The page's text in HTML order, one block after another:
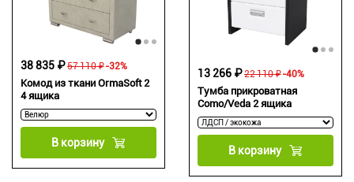
Комод из ткани OrmaSoft 2
4 ящика
57 110 ₽
38 835 ₽ -32%
В корзину
Тумба прикроватная
Como/Veda 2 ящика
22 110 ₽
13 266 ₽ -40%
В корзину